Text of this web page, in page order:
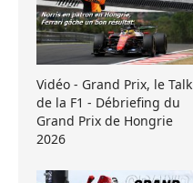
Vidéo - Grand Prix, le Talk
de la F1 - Débriefing du
Grand Prix de Hongrie
2026